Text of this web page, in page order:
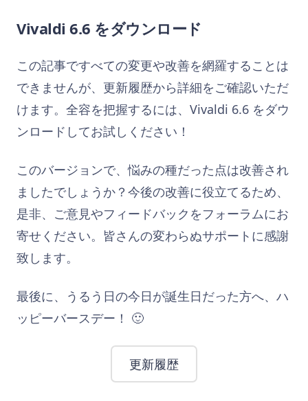
Vivaldi 6.6 をダウンロード
この記事ですべての変更や改善を網羅することは
できませんが、更新履歴から詳細をご確認いただ
けます。全容を把握するには、Vivaldi 6.6 をダウ
ンロードしてお試しください！
このバージョンで、悩みの種だった点は改善され
ましたでしょうか？今後の改善に役立てるため、
是非、ご意見やフィードバックをフォーラムにお
寄せください。皆さんの変わらぬサポートに感謝
致します。
最後に、うるう日の今日が誕生日だった方へ、ハ
ッピーバースデー！ 🙂
更新履歴